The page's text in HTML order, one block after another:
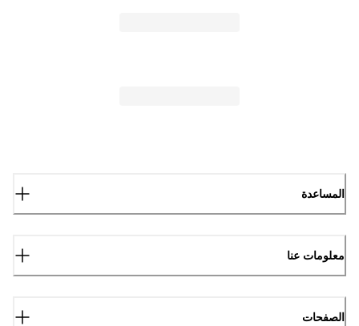
المساعدة
معلومات عنا
الصفحات